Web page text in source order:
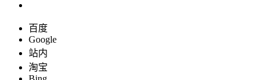
百度
Google
站内
淘宝